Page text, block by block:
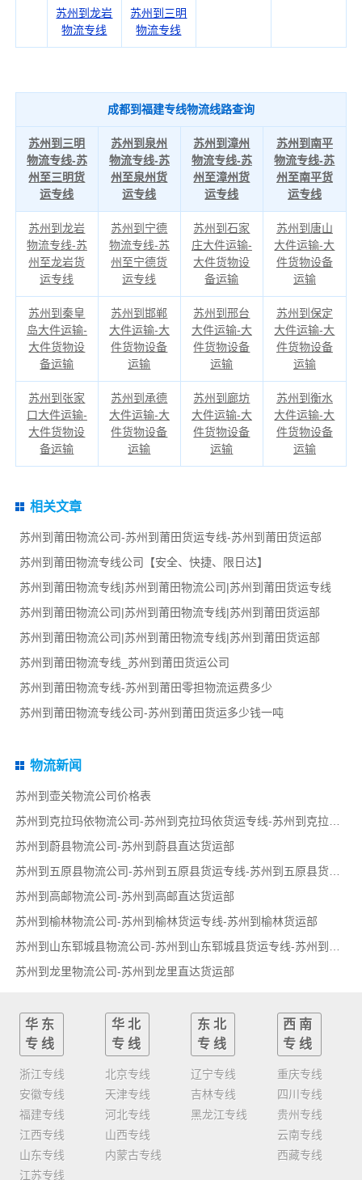
苏州到龙岩
物流专线
苏州到三明
物流专线
成都到福建专线物流线路查询
苏州到三明
物流专线-苏
州至三明货
运专线
苏州到泉州
物流专线-苏
州至泉州货
运专线
苏州到漳州
物流专线-苏
州至漳州货
运专线
苏州到南平
物流专线-苏
州至南平货
运专线
苏州到龙岩
物流专线-苏
州至龙岩货
运专线
苏州到宁德
物流专线-苏
州至宁德货
运专线
苏州到石家
庄大件运输-
大件货物设
备运输
苏州到唐山
大件运输-大
件货物设备
运输
苏州到秦皇
岛大件运输-
大件货物设
备运输
苏州到邯郸
大件运输-大
件货物设备
运输
苏州到邢台
大件运输-大
件货物设备
运输
苏州到保定
大件运输-大
件货物设备
运输
苏州到张家
口大件运输-
大件货物设
备运输
苏州到承德
大件运输-大
件货物设备
运输
苏州到廊坊
大件运输-大
件货物设备
运输
苏州到衡水
大件运输-大
件货物设备
运输
相关文章
苏州到莆田物流公司-苏州到莆田货运专线-苏州到莆田货运部
苏州到莆田物流专线公司【安全、快捷、限日达】
苏州到莆田物流专线|苏州到莆田物流公司|苏州到莆田货运专线
苏州到莆田物流公司|苏州到莆田物流专线|苏州到莆田货运部
苏州到莆田物流公司|苏州到莆田物流专线|苏州到莆田货运部
苏州到莆田物流专线_苏州到莆田货运公司
苏州到莆田物流专线-苏州到莆田零担物流运费多少
苏州到莆田物流专线公司-苏州到莆田货运多少钱一吨
物流新闻
苏州到壶关物流公司价格表
苏州到蔚县物流公司-苏州到蔚县直达货运部
苏州到五原县物流公司-苏州到五原县货运专线-苏州到五原县货运部
苏州到高邮物流公司-苏州到高邮直达货运部
苏州到榆林物流公司-苏州到榆林货运专线-苏州到榆林货运部
苏州到龙里物流公司-苏州到龙里直达货运部
华东
专线
浙江专线
安徽专线
福建专线
江西专线
山东专线
江苏专线
华北
专线
北京专线
天津专线
河北专线
山西专线
内蒙古专线
东北
专线
辽宁专线
吉林专线
黑龙江专线
西南
专线
重庆专线
四川专线
贵州专线
云南专线
西藏专线